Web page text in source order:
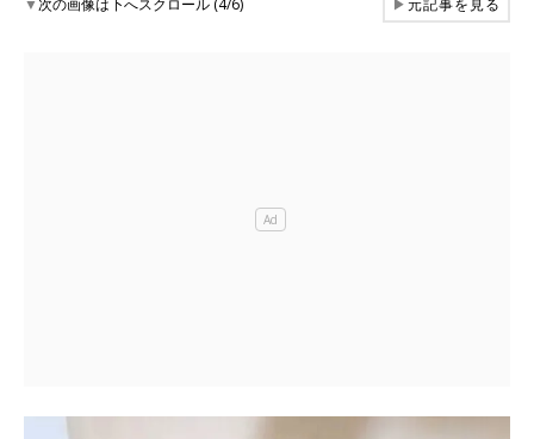
▼次の画像は下へスクロール (4/6) ▶元記事を見る